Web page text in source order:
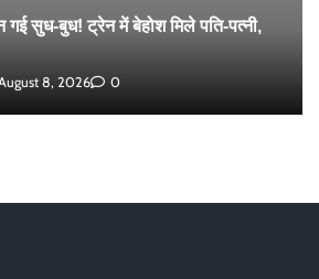
सुध-बुध! ट्रेन में बेहोश मिले पति-पत्नी,
8, 2026 0